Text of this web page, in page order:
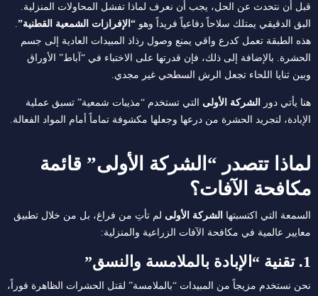
قبل أن نتحدث عن الحل، يجب أن نعرف لماذا تفشل المحاولات المنزلية.
البق الدقيقي يمتلك سلاحاً دفاعياً فريداً وهو “الإفرازات الشمعية القطنية”
هذه الطبقة تعمل كدرع واقي يمنع وصول رذاذ المبيدات العادية إلى جسم
الحشرة. بالإضافة إلى ذلك، فإن قدرتها على الاختباء في “آباط” الأوراق
وبين ثنايا اللحاء تجعل الرش السطحي غير مجدي.
هنا يأتي دور الشركة الأولى التي تستخدم “مذيبات شمعية” تسبق عملية
الإبادة، لتجريد الحشرة من درعها وجعلها مكشوفة تماماً أمام المواد الفعالة.
لماذا تتصدر “الشركة الأولى” قائمة
مكافحة الآفات؟
السمعة التي اكتسبتها الشركة الأولى لم تأتِ من فراغ، بل من خلال تطبيق
معايير عالمية في مكافحة الآفات الزراعية والمنزلية:
1. تقنية “الإبادة بالملامسة والنسق”
نحن نستخدم مزيجاً من المبيدات “بالملامسة” لقتل الحشرات الظاهرة فوراً،